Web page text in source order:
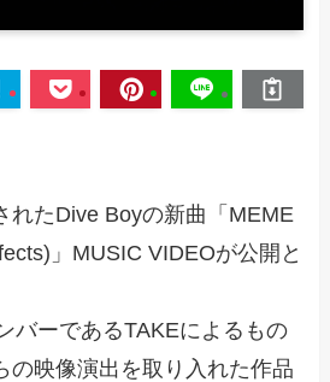
れたDive Boyの新曲「MEME
」MUSIC VIDEOが公開と
バーであるTAKEによるもの
の映像演出を取り入れた作品